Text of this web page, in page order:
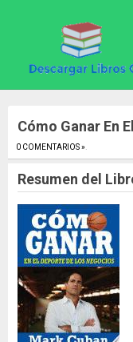
Cómo Ganar En
0 COMENTARIOS ».
Resumen del